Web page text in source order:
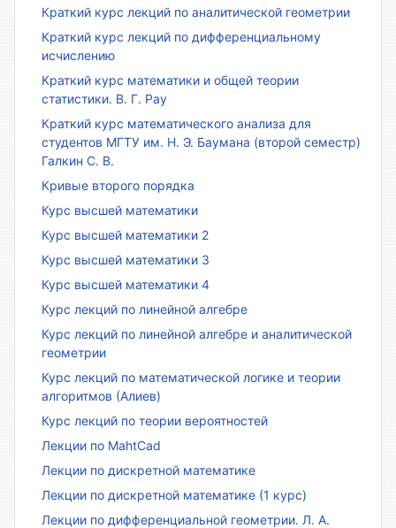
Краткий курс лекций по аналитической геометрии
Краткий курс лекций по дифференциальному
исчислению
Краткий курс математики и общей теории
статистики. В. Г. Рау
Краткий курс математического анализа для
студентов МГТУ им. Н. Э. Баумана (второй семестр)
Галкин С. В.
Кривые второго порядка
Курс высшей математики
Курс высшей математики 2
Курс высшей математики 3
Курс высшей математики 4
Курс лекций по линейной алгебре
Курс лекций по линейной алгебре и аналитической
геометрии
Курс лекций по математической логике и теории
алгоритмов (Алиев)
Курс лекций по теории вероятностей
Лекции по MahtCad
Лекции по дискретной математике
Лекции по дискретной математике (1 курс)
Лекции по дифференциальной геометрии. Л. А.